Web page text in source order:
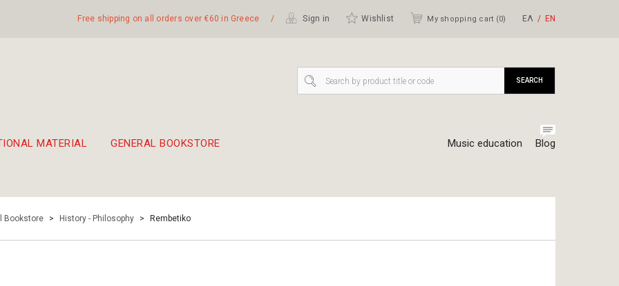
Free shipping on all orders over €60 in Greece / Sign in Wishlist My shopping cart (0) ΕΛ ΕΝ
MATERIAL GENERAL BOOKSTORE Music education Blog
SEARCH
Bookstore > History - Philosophy > Rembetiko